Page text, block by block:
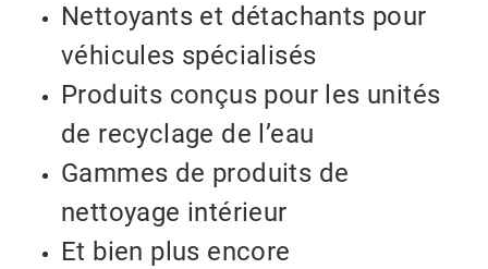
Nettoyants et détachants pour
véhicules spécialisés
Produits conçus pour les unités
de recyclage de l’eau
Gammes de produits de
nettoyage intérieur
Et bien plus encore